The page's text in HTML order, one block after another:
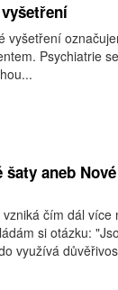
vyšetření
Psychiatrie
šaty aneb
čím dál více
si otázku:
využívá